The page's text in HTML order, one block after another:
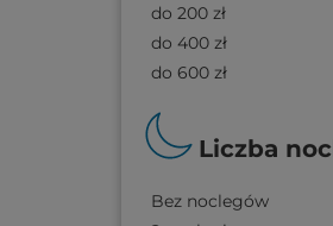
do 200 zł
do 400 zł
do 600 zł
Liczba
Bez noclegów